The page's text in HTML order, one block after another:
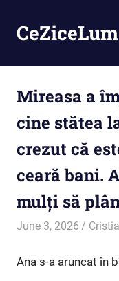
content
Mireasa a
cine stătea
crezut că
ceară bani.
mulți să
June 3, 2026
Ana s-a aruncat în